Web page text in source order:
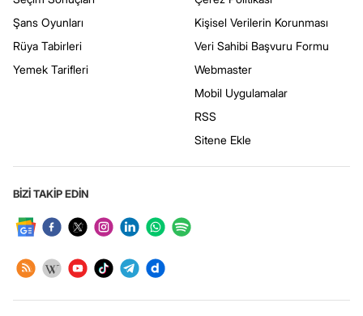
Şans Oyunları
Rüya Tabirleri
Yemek Tarifleri
Kişisel Verilerin Korunması
Veri Sahibi Başvuru Formu
Webmaster
Mobil Uygulamalar
RSS
Sitene Ekle
BİZİ TAKİP EDİN